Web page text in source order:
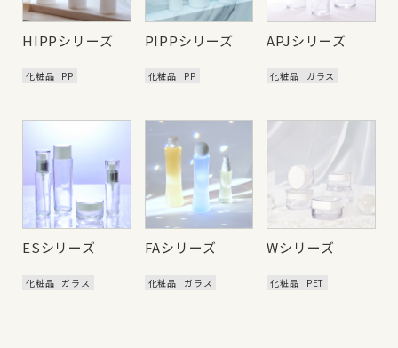
HIPPシリーズ
化粧品 PP
PIPPシリーズ
化粧品 PP
APJシリーズ
化粧品 ガラス
ESシリーズ
化粧品 ガラス
FAシリーズ
化粧品 ガラス
Wシリーズ
化粧品 PET